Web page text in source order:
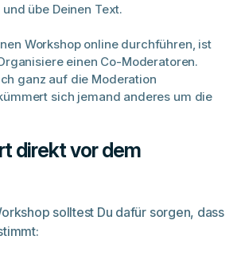
übe Deinen Text.
Workshop online durchführen, ist
einen Co-Moderatoren.
ganz auf die Moderation
sich jemand anderes um die
direkt vor dem
solltest Du dafür sorgen, dass